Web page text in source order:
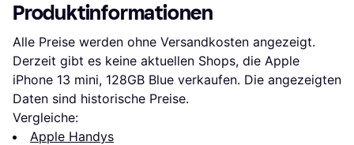
Produktinformationen
Alle Preise werden ohne Versandkosten angezeigt.
Derzeit gibt es keine aktuellen Shops, die Apple
iPhone 13 mini, 128GB Blue verkaufen. Die angezeigten
Daten sind historische Preise.
Vergleiche:
Apple Handys